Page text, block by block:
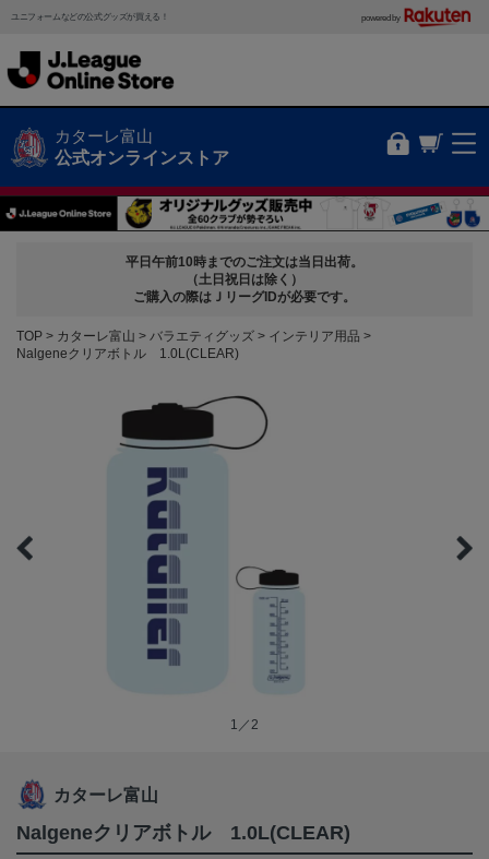
ユニフォームなどの公式グッズが買える！ powered by
カターレ富山
公式オンラインストア
平日午前10時までのご注文は当日出荷。
（土日祝日は除く）
ご購入の際はＪリーグIDが必要です。
TOP カターレ富山 バラエティグッズ
インテリア用品
Nalgeneクリアボトル 1.0L(CLEAR)
1／2
カターレ富山
Nalgeneクリアボトル 1.0L(CLEAR)